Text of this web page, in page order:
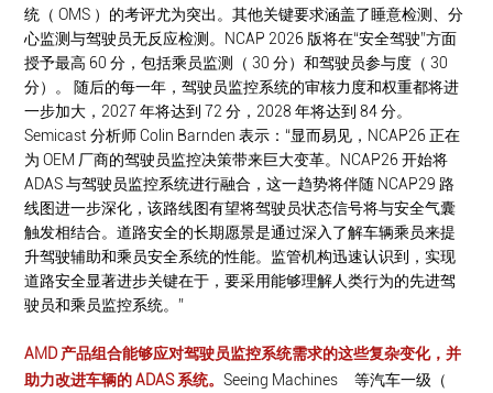
统（ OMS ）的考评尤为突出。其他关键要求涵盖了睡意检测、分
心监测与驾驶员无反应检测。NCAP 2026 版将在“安全驾驶”方面
授予最高 60 分，包括乘员监测（ 30 分）和驾驶员参与度（ 30
分）。 随后的每一年，驾驶员监控系统的审核力度和权重都将进
一步加大，2027 年将达到 72 分，2028 年将达到 84 分。
Semicast 分析师 Colin Barnden 表示：“显而易见，NCAP26 正在
为 OEM 厂商的驾驶员监控决策带来巨大变革。NCAP26 开始将
ADAS 与驾驶员监控系统进行融合，这一趋势将伴随 NCAP29 路
线图进一步深化，该路线图有望将驾驶员状态信号将与安全气囊
触发相结合。道路安全的长期愿景是通过深入了解车辆乘员来提
升驾驶辅助和乘员安全系统的性能。监管机构迅速认识到，实现
道路安全显著进步关键在于，要采用能够理解人类行为的先进驾
驶员和乘员监控系统。”
AMD 产品组合能够应对驾驶员监控系统需求的这些复杂变化，并
助力改进车辆的 ADAS 系统。Seeing Machines
等汽车一级（